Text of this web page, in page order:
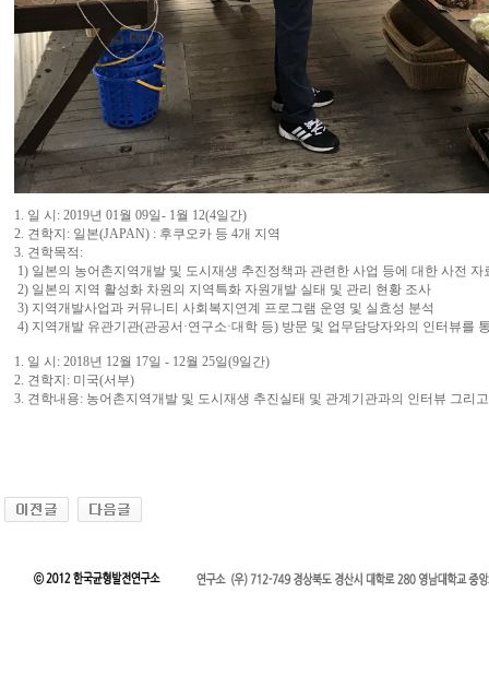
1. 일 시: 2019년 01월 09일- 1월 12(4일간)
2. 견학지: 일본(JAPAN) : 후쿠오카 등 4개 지역
3. 견학목적:
1) 일본의 농어촌지역개발 및 도시재생 추진정책과 관련한 사업 등에 대한 사전 자
2) 일본의 지역 활성화 차원의 지역특화 자원개발 실태 및 관리 현황 조사
3) 지역개발사업과 커뮤니티 사회복지연계 프로그램 운영 및 실효성 분석
4) 지역개발 유관기관(관공서·연구소·대학 등) 방문 및 업무담당자와의 인터뷰를
1. 일 시: 2018년 12월 17일 - 12월 25일(9일간)
2. 견학지: 미국(서부)
3. 견학내용: 농어촌지역개발 및 도시재생 추진실태 및 관계기관과의 인터뷰 그리